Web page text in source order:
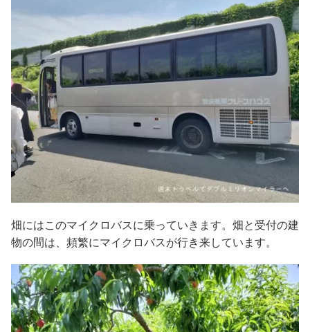
畑にはこのマイクロバスに乗っていきます。畑と受付の建
物の間は、頻繁にマイクロバスが行き来しています。